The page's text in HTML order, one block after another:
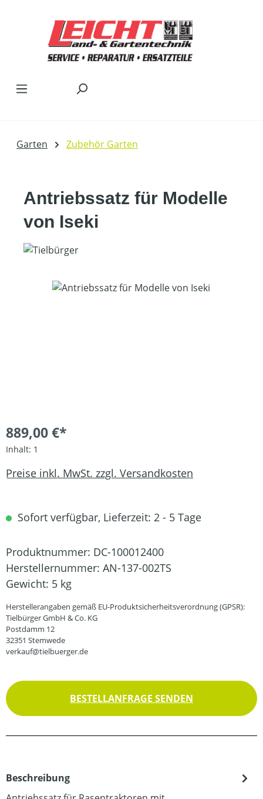
Garten Zubehör Garten
Antriebssatz für Modelle
von Iseki
Bildergalerie überspringen
889,00 €*
Inhalt: 1
Preise inkl. MwSt. zzgl. Versandkosten
Sofort verfügbar, Lieferzeit: 2 - 5 Tage
Produktnummer: DC-100012400
Herstellernummer: AN-137-002TS
Gewicht: 5 kg
Herstellerangaben gemäß EU-Produktsicherheitsverordnung (GPSR):
Tielbürger GmbH & Co. KG
Postdamm 12
32351 Stemwede
verkauf@tielbuerger.de
BESTELLANFRAGE SENDEN
Beschreibung